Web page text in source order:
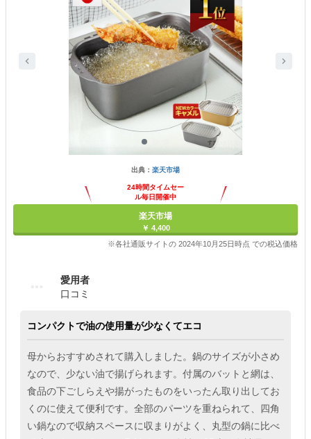
出典： 楽天市場
24時間タイムセー
ル毎日開催中
楽天市場
￥ 4,400
※各社通販サイトの 2024年10月25日時点 での税込価格
愛用者
口コミ
コンパクトで油の使用量が少なくてエコ
母からおすすめされて購入しました。鍋のサイズが小さめ
なので、少ない油で揚げられます。付属のバットと網は、
食品の下ごしらえや揚がったものをいったん取り出してお
くのに使えて便利です。全部のパーツを重ねられて、四角
い鍋なので収納スペースに収まりがよく、丸型の鍋に比べ